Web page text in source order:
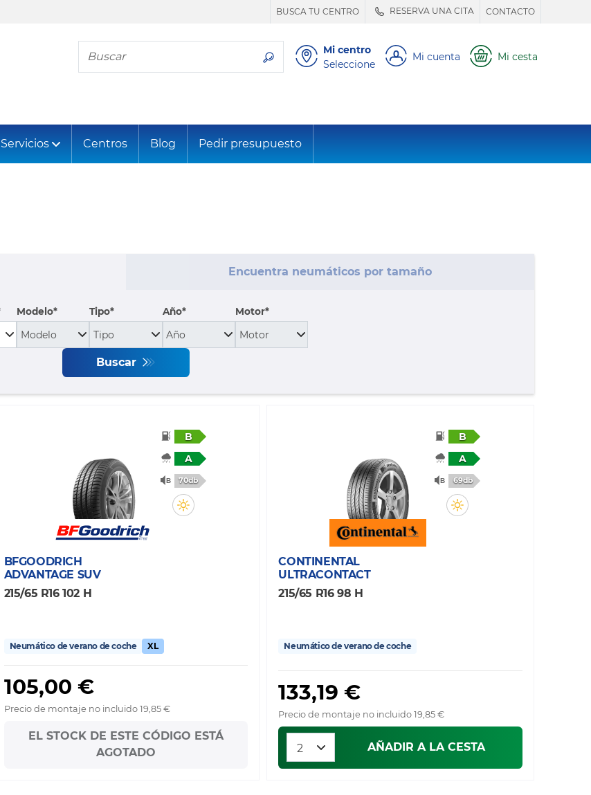
BUSCA TU CENTRO RESERVA UNA CITA CONTACTO
Busca tu neumático
Mi centro
Seleccione
Mi cuenta Mi cesta
Servicios Centros Blog Pedir presupuesto
Encuentra neumáticos por tamaño
Modelo Tipo Año* Motor*
Buscar
B
A
70db
BFGOODRICH
ADVANTAGE SUV
215/65 R16 102 H
Neumático de verano de coche XL
105,00 €
Precio de montaje no incluido 19,85 €
EL STOCK DE ESTE CÓDIGO ESTÁ
AGOTADO
B
A
69db
CONTINENTAL
ULTRACONTACT
215/65 R16 98 H
Neumático de verano de coche
133,19 €
Precio de montaje no incluido 19,85 €
AÑADIR A LA CESTA